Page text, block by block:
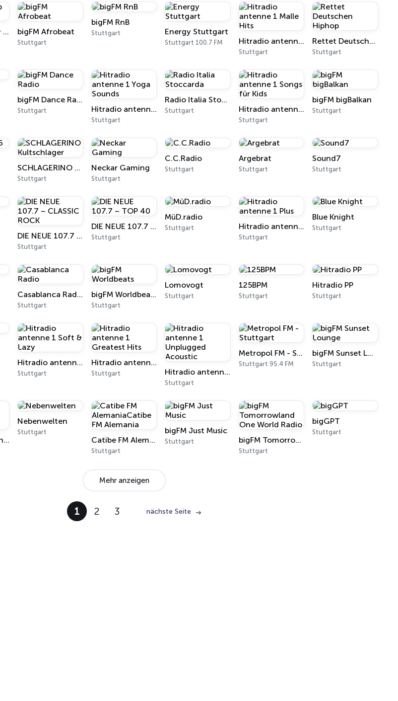
bigFM US Rap & Hip-Hop bigFM Afrobeat
Stuttgart
bigFM RnB
Stuttgart Energy Stuttgart
Stuttgart 100.7 FM Hitradio antenne 1 Malle Hits
Stuttgart
Rettet Deutschen Hiphop
Stuttgart
bigFM Dance Radio
Stuttgart Hitradio antenne 1 Yoga Sounds
Stuttgart
Radio Italia Stoccarda
Stuttgart Hitradio antenne 1 Songs für Kids
Stuttgart
bigFM bigBalkan
Stuttgart
SCHLAGERINO Kultschlager
Stuttgart
Neckar Gaming
Stuttgart
C.C.Radio
Stuttgart
Argebrat
Stuttgart
Sound7
Stuttgart
DIE NEUE 107.7 – CLASSIC ROCK
Stuttgart
DIE NEUE 107.7 – TOP 40
Stuttgart
MüD.radio
Stuttgart Hitradio antenne 1 Plus
Stuttgart
Blue Knight
Stuttgart
Casablanca Radio
Stuttgart
bigFM Worldbeats
Stuttgart
Lomovogt
Stuttgart
125BPM
Stuttgart
Hitradio PP
Stuttgart
Hitradio antenne 1 Soft & Lazy
Stuttgart
Hitradio antenne 1 Greatest Hits
Stuttgart Hitradio antenne 1 Unplugged Acoustic
Stuttgart
Metropol FM - Stuttgart
Stuttgart 95.4 FM
bigFM Sunset Lounge
Stuttgart
Hitradio antenne 1 R&B Beats
Nebenwelten
Stuttgart
Catibe FM AlemaniaCatibe FM Alemania
Stuttgart
bigFM Just Music
Stuttgart bigFM Tomorrowland One World Radio
Stuttgart
bigGPT
Stuttgart
Mehr anzeigen
1 2 3 nächste Seite